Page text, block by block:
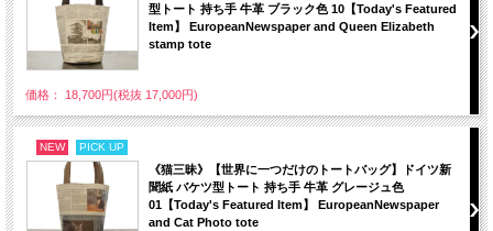
型トート 持ち手 牛革 ブラック色 10【Today's Featured
Item】 EuropeanNewspaper and Queen Elizabeth
stamp tote
価格： 18,700円(税抜 17,000円)
NEW PICK UP
《猫三昧》【世界に一つだけのトートバッグ】ドイツ新
聞紙 バケツ型トート 持ち手 牛革 グレージュ色
01【Today's Featured Item】 EuropeanNewspaper
and Cat Photo tote